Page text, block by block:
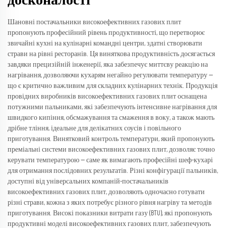
Шановні постачальники високоефективних газових плит
пропонують професійний рівень продуктивності, що перетворює
звичайні кухні на кулінарні командні центри, здатні створювати
страви на рівні ресторанів. Ця виняткова продуктивність досягається
завдяки прецизійній інженерії, яка забезпечує миттєву реакцію на
нагрівання, дозволяючи кухарям негайно регулювати температуру —
що є критично важливим для складних кулінарних технік. Продукція
провідних виробників високоефективних газових плит оснащена
потужними пальниками, які забезпечують інтенсивне нагрівання для
швидкого кипіння, обсмажування та смаження в воку, а також мають
дрібне тління, ідеальне для делікатних соусів і повільного
приготування. Винятковий контроль температури, який пропонують
преміальні системи високоефективних газових плит, дозволяє точно
керувати температурою — саме як вимагають професійні шеф-кухарі
для отримання послідовних результатів. Різні конфігурації пальників,
доступні від універсальних компаній-постачальників
високоефективних газових плит, дозволяють одночасно готувати
різні страви, кожна з яких потребує різного рівня нагріву та методів
приготування. Високі показники витрати газу (BTU), які пропонують
продуктивні моделі високоефективних газових плит, забезпечують